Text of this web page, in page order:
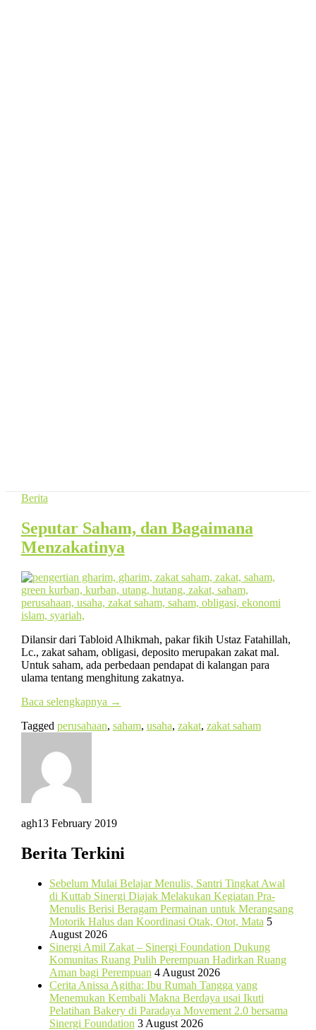
Berita
Seputar Saham, dan Bagaimana
Menzakatinya
Dilansir dari Tabloid Alhikmah, pakar fikih Ustaz Fatahillah,
Lc., zakat saham, obligasi, deposito merupakan zakat mal.
Untuk saham, ada perbedaan pendapat di kalangan para
ulama tentang menghitung zakatnya.
Baca selengkapnya →
Tagged perusahaan, saham, usaha, zakat, zakat saham
agh13 February 2019
Berita Terkini
Sebelum Mulai Belajar Menulis, Santri Tingkat Awal
di Kuttab Sinergi Diajak Melakukan Kegiatan Pra-
Menulis Berisi Beragam Permainan untuk Merangsang
Motorik Halus dan Koordinasi Otak, Otot, Mata 5
August 2026
Sinergi Amil Zakat – Sinergi Foundation Dukung
Komunitas Ruang Pulih Perempuan Hadirkan Ruang
Aman bagi Perempuan 4 August 2026
Cerita Anissa Agitha: Ibu Rumah Tangga yang
Menemukan Kembali Makna Berdaya usai Ikuti
Pelatihan Bakery di Paradaya Movement 2.0 bersama
Sinergi Foundation 3 August 2026